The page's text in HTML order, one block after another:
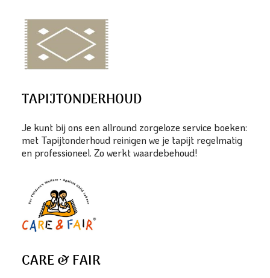
TAPIJTONDERHOUD
Je kunt bij ons een allround zorgeloze service boeken:
met Tapijtonderhoud reinigen we je tapijt regelmatig
en professioneel. Zo werkt waardebehoud!
CARE & FAIR